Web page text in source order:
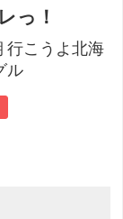
っ！
行こうよ北海
ル